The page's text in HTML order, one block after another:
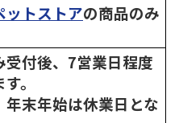
ットストアの商品のみ
受付後、7営業日程度
。
末年始は休業日とな